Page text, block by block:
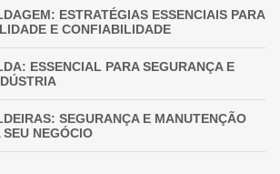
ESTRATÉGIAS ESSENCIAIS PARA
E CONFIABILIDADE
ESSENCIAL PARA SEGURANÇA E
SEGURANÇA E MANUTENÇÃO
SEU NEGÓCIO